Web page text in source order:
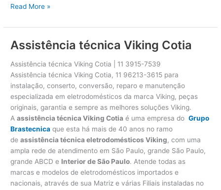
A
s
s
t
ê
n
a
t
é
Read More »
Assistência técnica Viking Cotia
Assistência técnica Viking Cotia | 11 3915-7539
Assistência técnica Viking Cotia, 11 96213-3615 para
instalação, conserto, conversão, reparo e manutenção
especializada em eletrodomésticos da marca Viking, peças
originais, garantia e sempre as melhores soluções Viking.
Aassistência técnica Viking Cotia é uma empresa doGrupo
Brastecnica que esta há mais de 40 anos no ramo
deassistência técnica eletrodomésticos Viking, com uma
ampla rede de atendimento em São Paulo, grande São Paulo,
grande ABCD e Interior de São Paulo. Atende todas as
marcas e modelos de eletrodomésticos importados e
nacionais, através de sua Matriz e várias Filiais instaladas no